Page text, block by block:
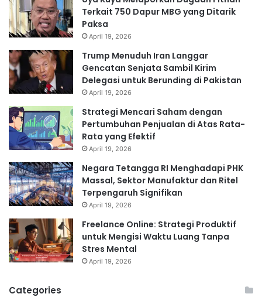
Terkait 750 Dapur MBG yang Ditarik
Paksa
April 19, 2026
Trump Menuduh Iran Langgar
Gencatan Senjata Sambil Kirim
Delegasi untuk Berunding di Pakistan
April 19, 2026
Strategi Mencari Saham dengan
Pertumbuhan Penjualan di Atas Rata-
Rata yang Efektif
April 19, 2026
Negara Tetangga RI Menghadapi PHK
Massal, Sektor Manufaktur dan Ritel
Terpengaruh Signifikan
April 19, 2026
Freelance Online: Strategi Produktif
untuk Mengisi Waktu Luang Tanpa
Stres Mental
April 19, 2026
Categories